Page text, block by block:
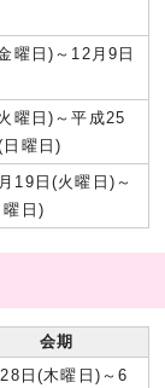
曜日)～12月9日
曜日)～平成25
曜日)
19日(火曜日)～
日)
会期
日(木曜日)～6